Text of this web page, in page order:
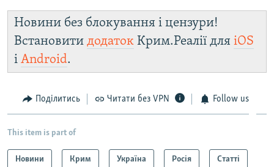
Новини без блокування і цензури!
Встановити додаток Крим.Реалії для iOS
і Android.
Поділитись Читати без VPN Follow us
This item is part of
Новини Крим Україна Росія Статті